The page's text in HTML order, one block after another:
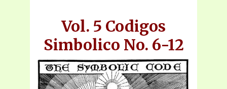
Vol. 5 Codigos
Simbolico No. 6-12